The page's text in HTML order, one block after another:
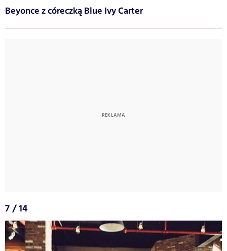
Beyonce z córeczką Blue Ivy Carter
7 / 14